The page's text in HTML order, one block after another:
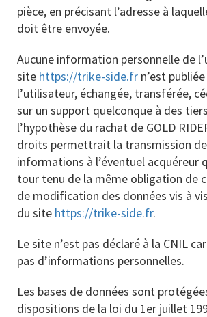
pièce, en précisant l’adresse à
doit être envoyée.
Aucune information personnelle de
site https://trike-side.fr n’est
l’utilisateur, échangée, transférée,
sur un support quelconque à des
l’hypothèse du rachat de GOLD
droits permettrait la transmission
informations à l’éventuel acquéreur
tour tenu de la même obligation de
de modification des données vis à
du site https://trike-side.fr.
Le site n’est pas déclaré à la CNIL
pas d’informations personnelles.
Les bases de données sont
dispositions de la loi du 1er juillet